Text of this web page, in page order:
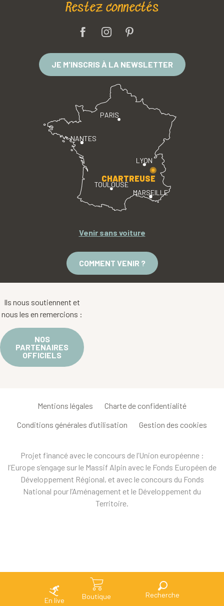
En live Boutique Recherche
Restez connectés
JE M'INSCRIS À LA NEWSLETTER
PARIS
LYON
TOULOUSE
MARSEILLE
NANTES
CHARTREUSE
Venir sans voiture
COMMENT VENIR ?
Ils nous soutiennent et
nous les en remercions :
NOS
PARTENAIRES
OFFICIELS
Mentions légales Charte de confidentialité
Conditions générales d’utilisation Gestion des cookies
Projet financé avec le concours de l’Union européenne :
l’Europe s’engage sur le Massif Alpin avec le Fonds Européen de
Développement Régional, et avec le concours du Fonds
National pour l’Aménagement et le Développement du
Territoire.